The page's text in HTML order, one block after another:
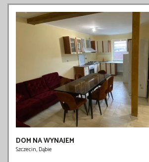
DOM NA WYNAJEM
Szczecin, Dąbie